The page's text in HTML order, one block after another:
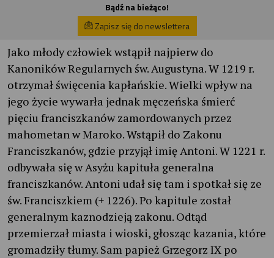
Bądź na bieżąco!
Zapisz się do newslettera
Jako młody człowiek wstąpił najpierw do
Kanoników Regularnych św. Augustyna. W 1219 r.
otrzymał święcenia kapłańskie. Wielki wpływ na
jego życie wywarła jednak męczeńska śmierć
pięciu franciszkanów zamordowanych przez
mahometan w Maroko. Wstąpił do Zakonu
Franciszkanów, gdzie przyjął imię Antoni. W 1221 r.
odbywała się w Asyżu kapituła generalna
franciszkanów. Antoni udał się tam i spotkał się ze
św. Franciszkiem (+ 1226). Po kapitule został
generalnym kaznodzieją zakonu. Odtąd
przemierzał miasta i wioski, głosząc kazania, które
gromadziły tłumy. Sam papież Grzegorz IX po